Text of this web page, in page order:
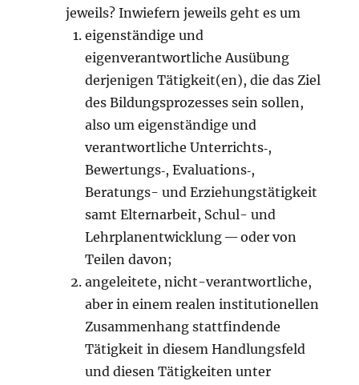
jeweils? Inwiefern jeweils geht es um
eigenständige und
eigenverantwortliche Ausübung
derjenigen Tätigkeit(en), die das Ziel
des Bildungsprozesses sein sollen,
also um eigenständige und
verantwortliche Unterrichts‑,
Bewertungs‑, Evaluations‑,
Beratungs- und Erziehungstätigkeit
samt Elternarbeit, Schul- und
Lehrplanentwicklung — oder von
Teilen davon;
angeleitete, nicht-verantwortliche,
aber in einem realen institutionellen
Zusammenhang stattfindende
Tätigkeit in diesem Handlungsfeld
und diesen Tätigkeiten unter